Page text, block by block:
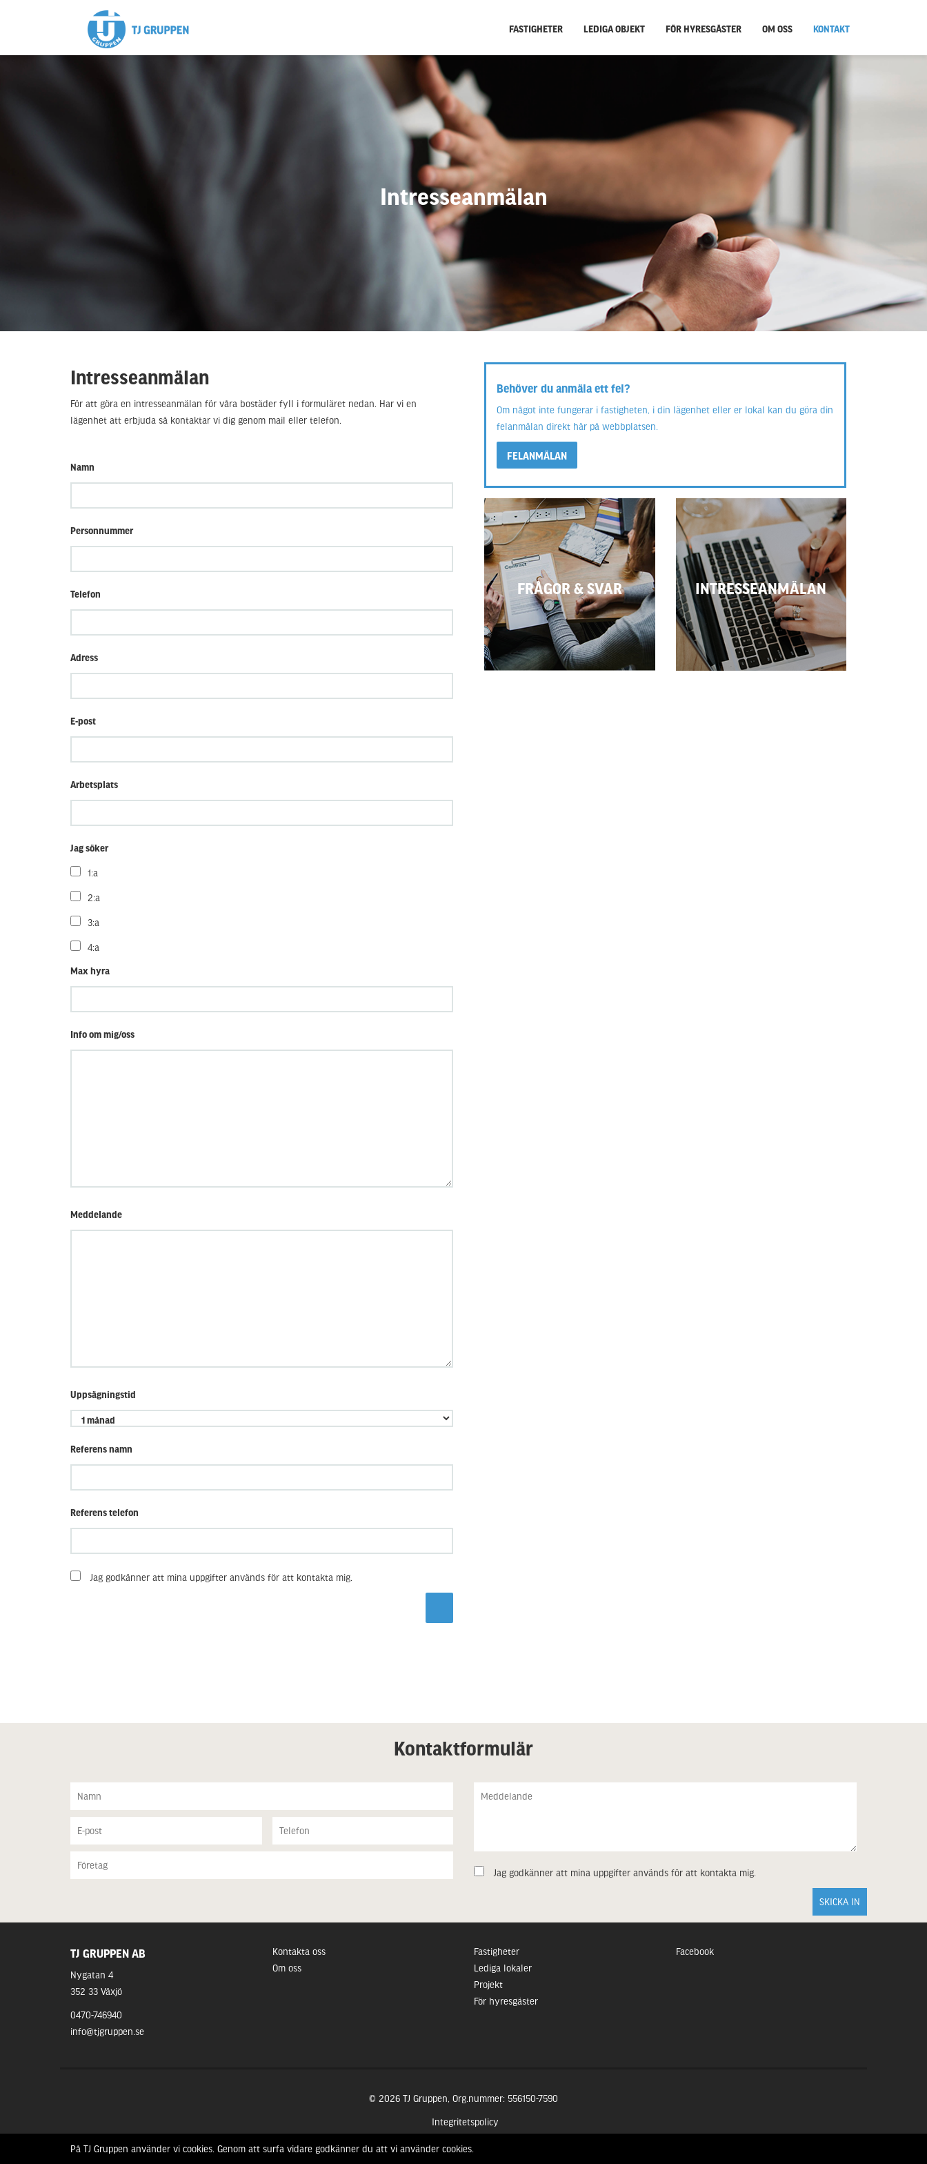
FASTIGHETER LEDIGA OBJEKT FÖR HYRESGÄSTER OM OSS KONTAKT
Intresseanmälan
Intresseanmälan
För att göra en intresseanmälan för våra bostäder fyll i formuläret nedan. Har vi en
lägenhet att erbjuda så kontaktar vi dig genom mail eller telefon.
Namn
Personnummer
Telefon
Adress
E-post
Arbetsplats
Jag söker
1:a
2:a
3:a
4:a
Max hyra
Info om mig/oss
Meddelande
Uppsägningstid
Referens namn
Referens telefon
Jag godkänner att mina uppgifter används för att kontakta mig.
Behöver du anmäla ett fel?
Om något inte fungerar i fastigheten, i din lägenhet eller er lokal kan du göra din
felanmälan direkt här på webbplatsen.
FELANMÄLAN
FRÅGOR & SVAR
SE VANLIGA FRÅGOR OCH SVAR
INTRESSEANMÄLAN
GÅ TILL INTRESSEANMÄLAN
Kontaktformulär
Jag godkänner att mina uppgifter används för att kontakta mig.
TJ GRUPPEN AB
Nygatan 4
352 33 Växjö
0470-746940
info@tjgruppen.se
Kontakta oss
Om oss
Fastigheter
Lediga lokaler
Projekt
För hyresgäster
Facebook
© 2026 TJ Gruppen, Org.nummer: 556150-7590
Integritetspolicy
På TJ Gruppen använder vi cookies. Genom att surfa vidare godkänner du att vi använder cookies.